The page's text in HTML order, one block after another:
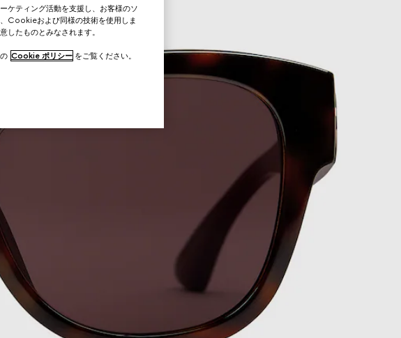
ケティング活動を支援し、お客様のソ
Cookieおよび同様の技術を使用しま
したものとみなされます。
Cookie ポリシー をご覧ください。